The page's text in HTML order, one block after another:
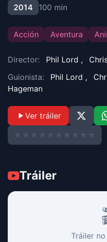
2014 100 min
Acción Aventura
Director: Phil Lord ,
Guionista:
Phil Lord ,
Hageman
Ver tráiler
Tráiler
Tráiler